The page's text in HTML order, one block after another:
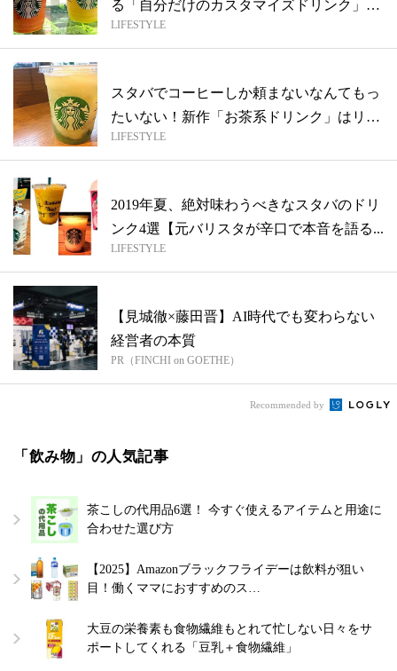
る「自分だけのカスタマイズドリンク」
【元...
LIFESTYLE
スタバでコーヒーしか頼まないなんてもっ
たいない！新作「お茶系ドリンク」はリピ
ート...
LIFESTYLE
2019年夏、絶対味わうべきなスタバのドリ
ンク4選【元バリスタが辛口で本音を語る...
LIFESTYLE
【見城徹×藤田晋】AI時代でも変わらない
経営者の本質
PR（FINCHI on GOETHE）
Recommended by
「飲み物」の人気記事
茶こしの代用品6選！ 今すぐ使えるアイテムと用途に
合わせた選び方
【2025】Amazonブラックフライデーは飲料が狙い
目！働くママにおすすめのス…
大豆の栄養素も食物繊維もとれて忙しない日々をサ
ポートしてくれる「豆乳＋食物繊維」